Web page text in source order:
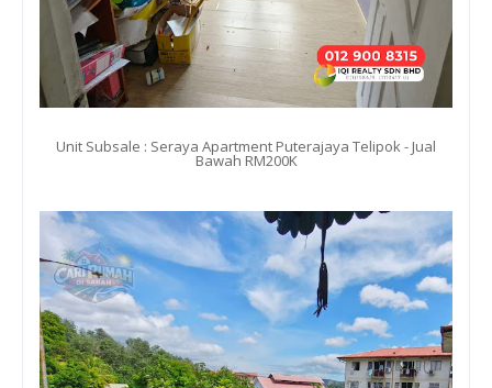
Unit Subsale : Seraya Apartment Puterajaya Telipok - Jual
Bawah RM200K